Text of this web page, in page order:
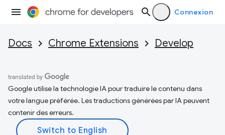
Connexion
Docs Chrome Extensions Develop
Google utilise la technologie IA pour traduire le contenu dans
votre langue préférée. Les traductions générées par IA peuvent
contenir des erreurs.